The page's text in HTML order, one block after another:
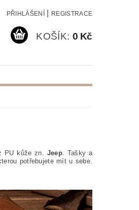
PŘIHLÁŠENÍ REGISTRACE
KOŠÍK: 0 Kč
PU kůže zn. Jeep. Tašky a
potřebujete mít u sebe.